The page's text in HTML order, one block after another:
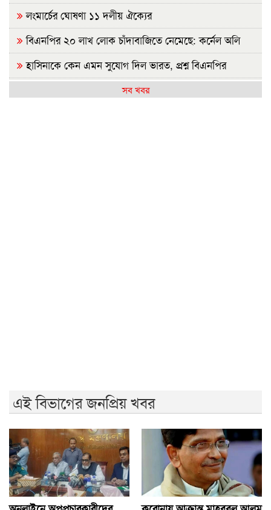
লংমার্চের ঘোষণা ১১ দলীয় ঐক্যের
বিএনপির ২০ লাখ লোক চাঁদাবাজিতে নেমেছে: কর্নেল অলি
হাসিনাকে কেন এমন সুযোগ দিল ভারত, প্রশ্ন বিএনপির
রাষ্ট্রপতি নির্বাচন ২০ আগস্টসব খবর
এই বিভাগের জনপ্রিয় খবর